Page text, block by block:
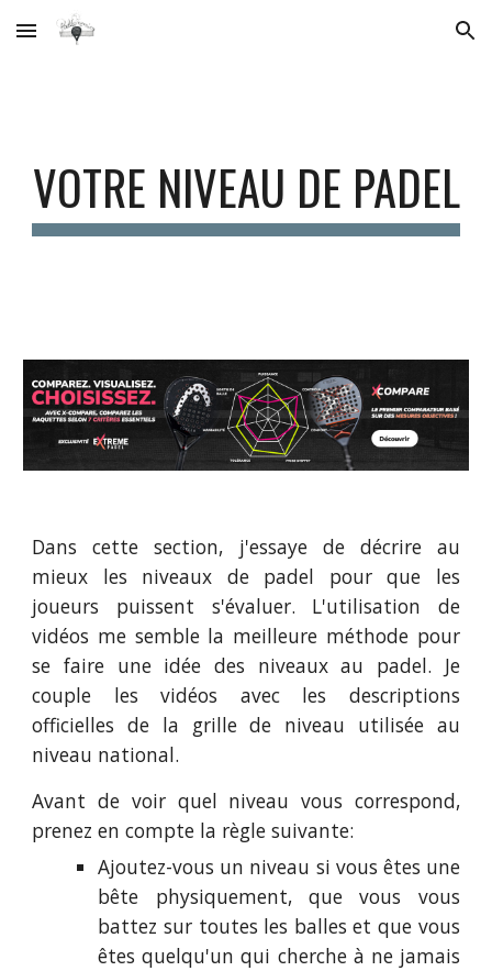
Skip to main content Skip to navigation
VOTRE NIVEAU DE PADEL
Dans cette section, j'essaye de décrire au
mieux les niveaux de padel pour que les
joueurs puissent s'évaluer. L'utilisation de
vidéos me semble la meilleure méthode pour
se faire une idée des niveaux au padel. Je
couple les vidéos avec les descriptions
officielles de la grille de niveau utilisée au
niveau national.
Avant de voir quel niveau vous correspond,
prenez en compte la règle suivante:
Ajoutez-vous un niveau si vous êtes une
bête physiquement, que vous vous
battez sur toutes les balles et que vous
êtes quelqu'un qui cherche à ne jamais